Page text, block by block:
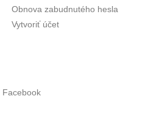
Obnova zabudnutého hesla
Vytvoriť účet
Facebook